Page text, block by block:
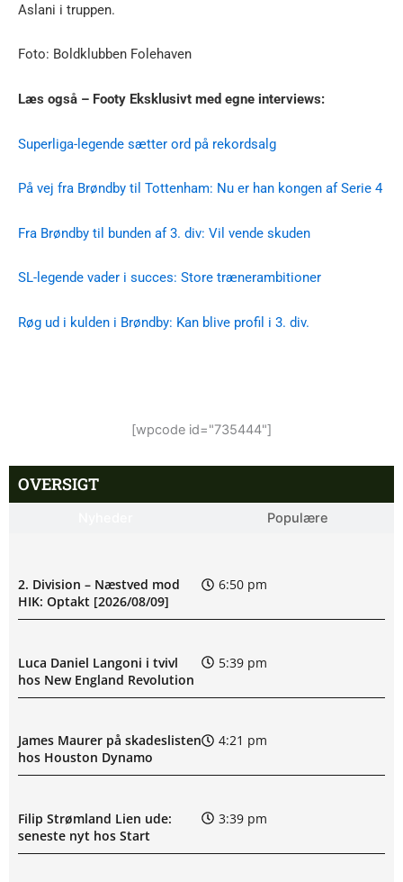
Aslani i truppen.
Foto: Boldklubben Folehaven
Læs også – Footy Eksklusivt med egne interviews:
Superliga-legende sætter ord på rekordsalg
På vej fra Brøndby til Tottenham: Nu er han kongen af Serie 4
Fra Brøndby til bunden af 3. div: Vil vende skuden
SL-legende vader i succes: Store trænerambitioner
Røg ud i kulden i Brøndby: Kan blive profil i 3. div.
[wpcode id="735444"]
OVERSIGT
Populære
2. Division – Næstved mod
HIK: Optakt [2026/08/09]
6:50 pm
Luca Daniel Langoni i tvivl
hos New England Revolution
5:39 pm
James Maurer på skadeslisten
hos Houston Dynamo
4:21 pm
Filip Strømland Lien ude:
seneste nyt hos Start
3:39 pm